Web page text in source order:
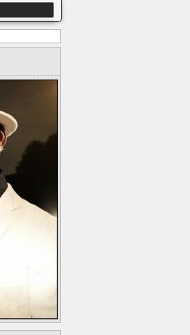
in
web/clip_global.php